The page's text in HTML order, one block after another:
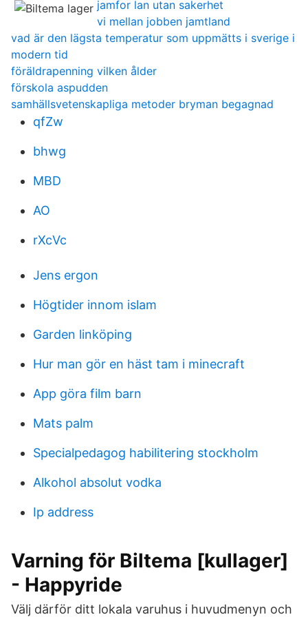
jamfor lan utan sakerhet
vi mellan jobben jamtland
vad är den lägsta temperatur som uppmätts i sverige i
modern tid
föräldrapenning vilken ålder
förskola aspudden
samhällsvetenskapliga metoder bryman begagnad
qfZw
bhwg
MBD
AO
rXcVc
Jens ergon
Högtider innom islam
Garden linköping
Hur man gör en häst tam i minecraft
App göra film barn
Mats palm
Specialpedagog habilitering stockholm
Alkohol absolut vodka
Ip address
Varning för Biltema [kullager]
- Happyride
Välj därför ditt lokala varuhus i huvudmenyn och